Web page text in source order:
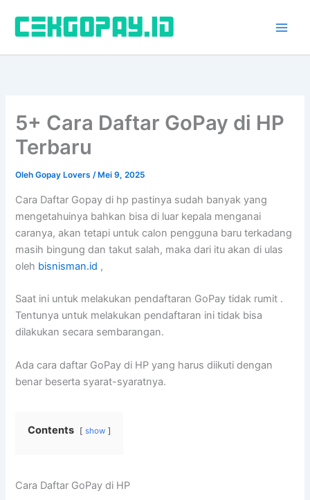
konten
5+ Cara Daftar GoPay di HP
Terbaru
OlehGopay Lovers/ Mei 9, 2025
Cara Daftar Gopay di hp pastinya sudah banyak yang
mengetahuinya bahkan bisa di luar kepala menganai
caranya, akan tetapi untuk calon pengguna baru terkadang
masih bingung dan takut salah, maka dari itu akan di ulas
oleh bisnisman.id ,
Saat ini untuk melakukan pendaftaran GoPay tidak rumit .
Tentunya untuk melakukan pendaftaran ini tidak bisa
dilakukan secara sembarangan.
Ada cara daftar GoPay di HP yang harus diikuti dengan
benar beserta syarat-syaratnya.
Contents show
Cara Daftar GoPay di HP